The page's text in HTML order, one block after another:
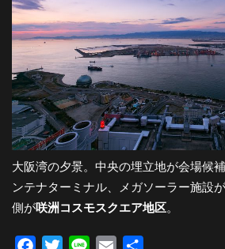
大阪湾の夕景。中央の埋立地が会場候
ンテナターミナル、メガソーラー施設
側が咲洲コスモスクエア地区。
Facebook
TwitterLine Email